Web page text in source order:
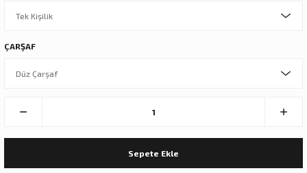
ÇARŞAF
Sepete Ekle